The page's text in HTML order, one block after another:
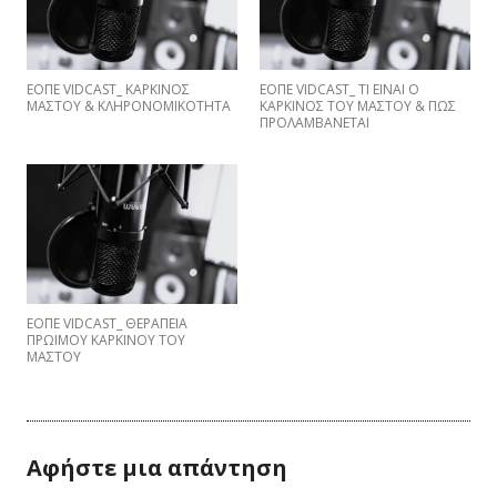
ΕΟΠΕ VIDCAST_ ΚΑΡΚΙΝΟΣ
ΜΑΣΤΟΥ & ΚΛΗΡΟΝΟΜΙΚΟΤΗΤΑ
EΟΠΕ VIDCAST_ ΤΙ ΕΙΝΑΙ Ο
ΚΑΡΚΙΝΟΣ ΤΟΥ ΜΑΣΤΟΥ & ΠΩΣ
ΠΡΟΛΑΜΒΑNETAI
ΕΟΠΕ VIDCAST_ ΘΕΡΑΠΕΙΑ
ΠΡΩΙΜΟΥ ΚΑΡΚΙΝΟΥ ΤΟΥ
ΜΑΣΤΟΥ
Αφήστε μια απάντηση